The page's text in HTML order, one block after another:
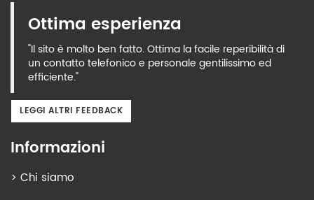
Ottima esperienza
"Il sito è molto ben fatto. Ottima la facile reperibilità di
un contatto telefonico e personale gentilissimo ed
efficiente."
LEGGI ALTRI FEEDBACK
Informazioni
> Chi siamo